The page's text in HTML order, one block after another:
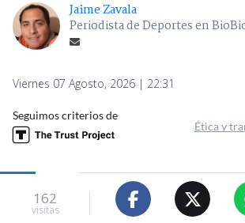
Jaime Zavala
Periodista de Deportes en
Viernes 07 Agosto, 2026 | 22:31
Seguimos criterios de
Ética y
162
visitas